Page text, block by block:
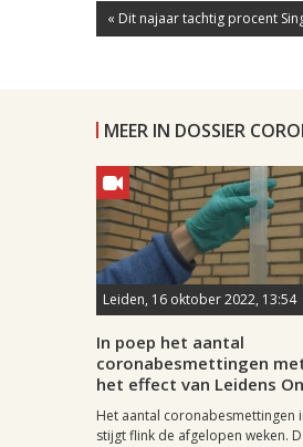
« Dit najaar tachtig procent
MEER IN DOSSIER
Leiden, 16 oktober 2022, 13:54
In poep het aantal
coronabesmettingen
het effect van Leidens
Het aantal coronabesmettingen
stijgt flink de afgelopen weken.